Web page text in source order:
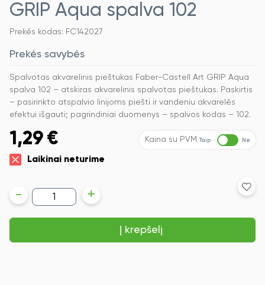
GRIP Aqua spalva 102
Prekės kodas: FC142027
Prekės savybės
Spalvotas akvarelinis pieštukas Faber-Castell Art GRIP Aqua
spalva 102 – atskiras akvarelinis spalvotas pieštukas. Paskirtis
– pasirinkto atspalvio linijoms piešti ir vandeniu akvarelės
efektui išgauti; pagrindiniai duomenys – spalvos kodas – 102.
1,29 € Kaina su PVM Taip Ne
Laikinai neturime
produkto
kiekis:
Spalvotas
akvarelinis
Faber-
- +
Į krepšelį